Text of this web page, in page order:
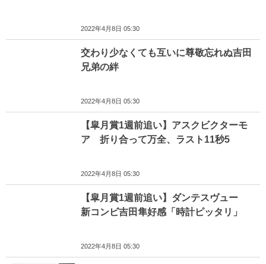
2022年4月8日 05:30
交わり少なくても互いに尊敬忘れぬ吉田
兄弟の絆
2022年4月8日 05:30
【皐月賞1週前追い】アスクビクターモ
ア 折り合って万全、ラスト11秒5
2022年4月8日 05:30
【皐月賞1週前追い】ダンテスヴュー
新コンビ吉田隼好感「時計ピッタリ」
2022年4月8日 05:30